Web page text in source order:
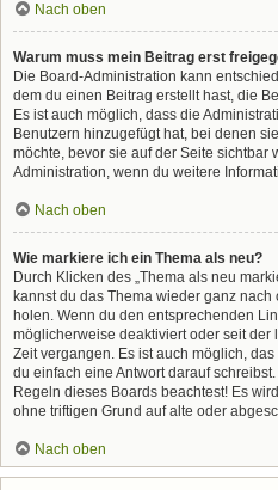
Nach oben
Warum muss mein Beitrag erst
Die Board-Administration kann
dem du einen Beitrag erstellt hast, die
Es ist auch möglich, dass die
Benutzern hinzugefügt hat, bei denen
möchte, bevor sie auf der Seite sichtbar
Administration, wenn du weitere
Nach oben
Wie markiere ich ein Thema als neu?
Durch Klicken des „Thema als neu
kannst du das Thema wieder ganz
holen. Wenn du den entsprechenden
möglicherweise deaktiviert oder seit der
Zeit vergangen. Es ist auch möglich,
du einfach eine Antwort darauf
Regeln dieses Boards beachtest! Es
ohne triftigen Grund auf alte oder
Nach oben